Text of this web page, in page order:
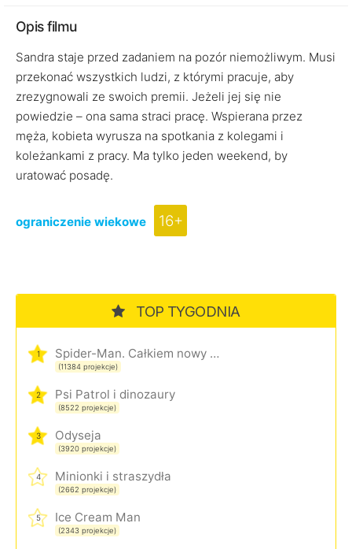
Opis filmu
Sandra staje przed zadaniem na pozór niemożliwym. Musi
przekonać wszystkich ludzi, z którymi pracuje, aby
zrezygnowali ze swoich premii. Jeżeli jej się nie
powiedzie – ona sama straci pracę. Wspierana przez
męża, kobieta wyrusza na spotkania z kolegami i
koleżankami z pracy. Ma tylko jeden weekend, by
uratować posadę.
ograniczenie wiekowe 16+
TOP TYGODNIA
1 Spider-Man. Całkiem nowy dzień
(11384 projekcje)
2 Psi Patrol i dinozaury
(8522 projekcje)
3 Odyseja
(3920 projekcje)
4 Minionki i straszydła
(2662 projekcje)
5 Ice Cream Man
(2343 projekcje)